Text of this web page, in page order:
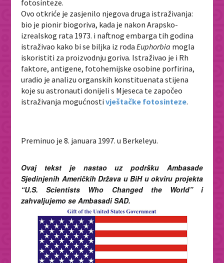
fotosinteze.
Ovo otkriće je zasjenilo njegova druga istraživanja:
bio je pionir biogoriva, kada je nakon Arapsko-
izrealskog rata 1973. i naftnog embarga tih godina
istraživao kako bi se biljka iz rodaEuphorbia mogla
iskoristiti za proizvodnju goriva. Istraživao je i Rh
faktore, antigene, fotohemijske osobine porfirina,
uradio je analizu organskih konstituenata stijena
koje su astronauti donijeli s Mjeseca te započeo
istraživanja mogućnosti vještačke fotosinteze.
Preminuo je 8. januara 1997. u Berkeleyu.
Ovaj tekst je nastao uz podršku Ambasade
Sjedinjenih Američkih Država u BiH u okviru projekta
“U.S. Scientists Who Changed the World” i
zahvaljujemo se Ambasadi SAD.